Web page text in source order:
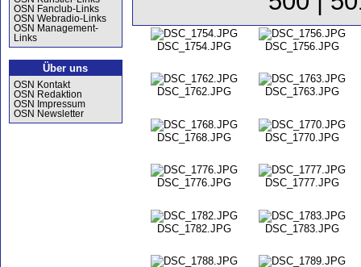
OSN Fanclub-Links
OSN Webradio-Links
OSN Management-
Links
Über uns
OSN Kontakt
OSN Redaktion
OSN Impressum
OSN Newsletter
DSC_1754.JPG DSC_1756.JPG
DSC_1762.JPG DSC_1763.JPG
DSC_1768.JPG DSC_1770.JPG
DSC_1776.JPG DSC_1777.JPG
DSC_1782.JPG DSC_1783.JPG